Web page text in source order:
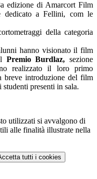
edizione di Amarcort Film
dedicato a Fellini, com le
della categoria
hanno visionato il film
Premio Burdlaz, sezione
realizzato il loro primo
breve introduzione del film
presenti in sala.
utilizzati si avvalgono di
alle finalità illustrate nella
tutti i cookies